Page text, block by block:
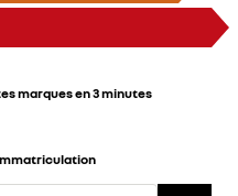
marques en 3 minutes